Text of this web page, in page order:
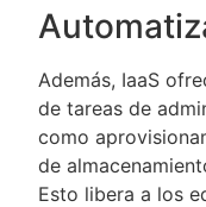
Además, IaaS
de tareas de
como
de
Esto libera a los